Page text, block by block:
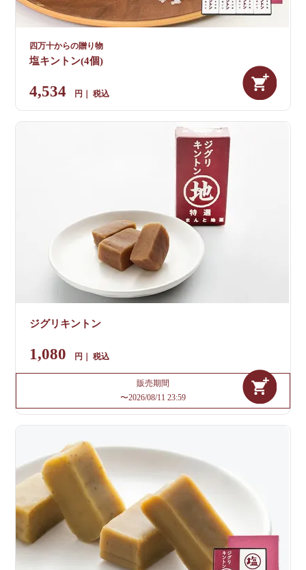
四万十からの贈り物
塩キントン(4個)
4,534 税込
ジグリキントン
1,080 税込
販売期間
〜2026/08/11 23:59